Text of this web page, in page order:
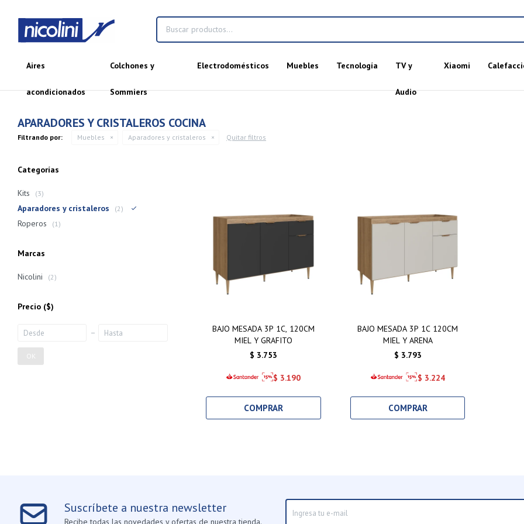
Aires
acondicionados
Colchones y
Sommiers
Electrodomésticos Muebles Tecnología TV y
Audio
Xiaomi
APARADORES Y CRISTALEROS COCINA
Filtrando por:
Muebles Aparadores y cristaleros Quitar filtros
BAJO MESADA 3P 1C, 120CM
MIEL Y GRAFITO
$ 3.753
$ 3.190
BAJO MESADA 3P 1C 120CM
MIEL Y ARENA
$ 3.793
$ 3.224
Categorías
Kits (3)
Aparadores y cristaleros (2)
Roperos (1)
Marcas
Nicolini (2)
Precio ($)
OK
Suscríbete a nuestra newsletter
Recibe todas las novedades y ofertas de nuestra tienda.